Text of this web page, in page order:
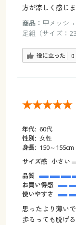
方が涼しく感じま
商品： 甲メッシ
足組（サイズ：
役に立った 0
年代: 60代
性別: 女性
身長: 150～155cm
サイズ感 小さい
品質
お買い得感
使いやすさ
思ったより薄い
歩るっても脱げ